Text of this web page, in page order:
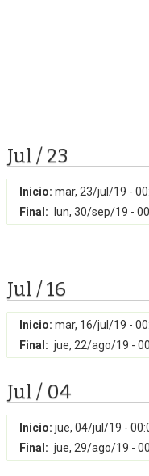
Jul / 23
Inicio: mar, 23/jul/19 -
Final:
lun, 30/sep/19 -
Jul / 16
Inicio: mar, 16/jul/19 -
Final: jue, 22/ago/19 -
Jul / 04
Inicio: jue, 04/jul/19 -
Final: jue, 29/ago/19 -